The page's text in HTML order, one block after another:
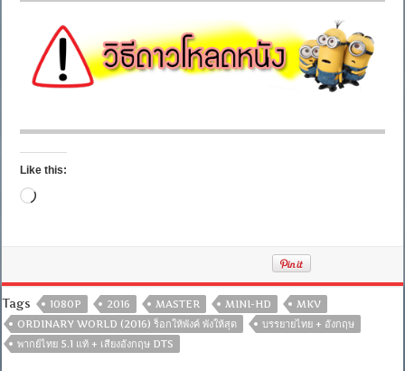
Like this:
Loading…
Tags 1080P 2016 MASTER MINI-HD
MKV
ORDINARY WORLD (2016) ร็อกให้พังค์ พังให้สุด
บรรยายไทย + อังกฤษ
พากย์ไทย 5.1 แท้ + เสียงอังกฤษ DTS